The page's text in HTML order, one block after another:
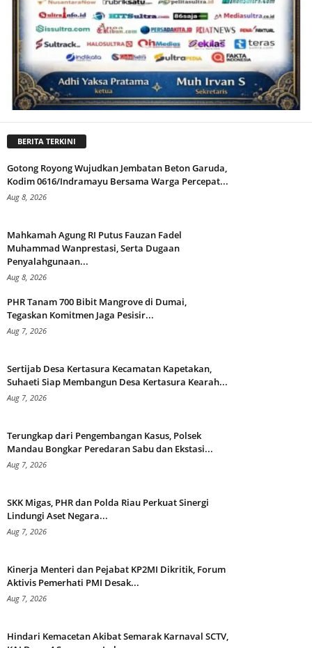
BERITA TERKINI
Gotong Royong Wujudkan Jembatan Beton Garuda,
Kodim 0616/Indramayu Bersama Warga Percepat...
Aug 8, 2026
Mahkamah Agung RI Putus Fauzan Fadel
Muhammad Wanprestasi, Serta Dugaan
Penyalahgunaan...
Aug 8, 2026
PHR Tanam 700 Bibit Mangrove di Dumai,
Tegaskan Komitmen Jaga Pesisir...
Aug 7, 2026
Sertijab Desa Kertasura Kecamatan Kapetakan,
Suhaeti Siap Membangun Desa Kertasura Kearah...
Aug 7, 2026
Terungkap dari Pengembangan Kasus, Polsek
Mandau Bongkar Peredaran Sabu dan Ekstasi...
Aug 7, 2026
SKK Migas, PHR dan Polda Riau Perkuat Sinergi
Lindungi Aset Negara...
Aug 7, 2026
Kinerja Menteri dan Pejabat KP2MI Dikritik, Forum
Aktivis Pemerhati PMI Desak...
Aug 7, 2026
Hindari Kemacetan Akibat Semarak Karnaval SCTV,